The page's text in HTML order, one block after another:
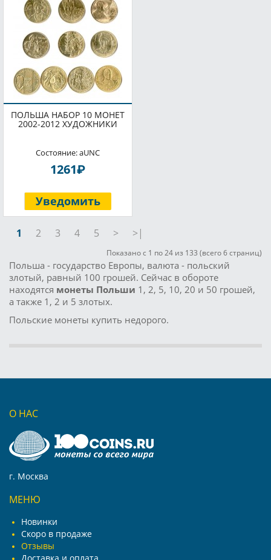
ПОЛЬША НАБОР 10 МОНЕТ
2002-2012 ХУДОЖНИКИ
Состояние: aUNC
1261P
Уведомить
1 2 3 4 5 > >|
Показано с 1 по 24 из 133 (всего 6 страниц)
Польша - государство Европы, валюта - польский
злотый, равный 100 грошей. Сейчас в обороте
находятся монеты Польши 1, 2, 5, 10, 20 и 50 грошей,
а также 1, 2 и 5 злотых.
Польские монеты купить недорого.
О НАС
г. Москва
МЕНЮ
Новинки
Скоро в продаже
Отзывы